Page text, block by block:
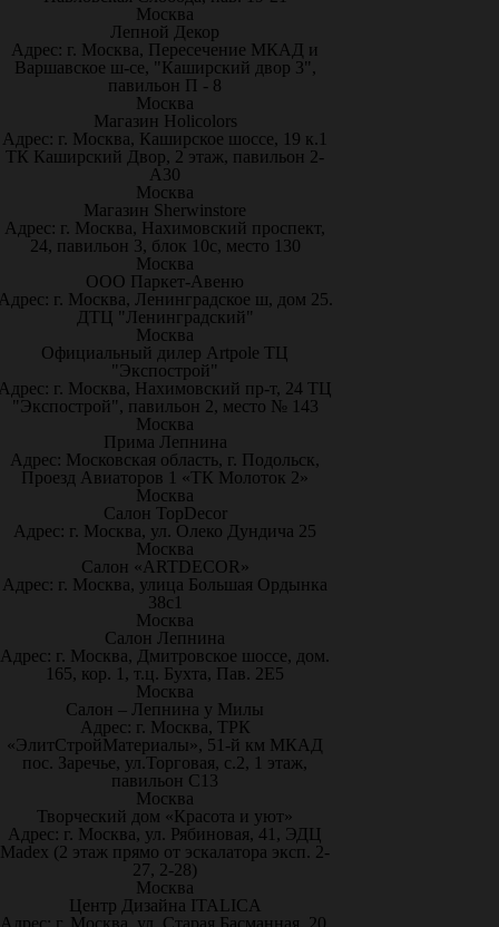
Москва
Лепной Декор
Адрес: г. Москва, Пересечение МКАД и
Варшавское ш-се, "Каширский двор 3",
павильон П - 8
Москва
Магазин Holicolors
Адрес: г. Москва, Каширское шоссе, 19 к.1
ТК Каширский Двор, 2 этаж, павильон 2-
А30
Москва
Магазин Sherwinstore
Адрес: г. Москва, Нахимовский проспект,
24, павильон 3, блок 10с, место 130
Москва
ООО Паркет-Авeню
г. Москва, Ленинградское ш, дом 25.
ДТЦ "Ленинградский"
Москва
Официальный дилер Artpole ТЦ
"Экспострой"
г. Москва, Нахимовский пр-т, 24 ТЦ
"Экспострой", павильон 2, место № 143
Москва
Прима Лепнина
Адрес: Московская область, г. Подольск,
Проезд Авиаторов 1 «ТК Молоток 2»
Москва
Салон TopDecor
Адрес: г. Москва, ул. Олеко Дундича 25
Москва
Салон «ARTDECOR»
Адрес: г. Москва, улица Большая Ордынка
38с1
Москва
Салон Лепнина
Адрес: г. Москва, Дмитровское шоссе, дом.
165, кор. 1, т.ц. Бухта, Пав. 2Е5
Москва
Салон – Лепнина у Милы
Адрес: г. Москва, ТРК
«ЭлитСтройМатериалы», 51-й км МКАД
пос. Заречье, ул.Торговая, с.2, 1 этаж,
павильон С13
Москва
Творческий дом «Красота и уют»
Адрес: г. Москва, ул. Рябиновая, 41, ЭДЦ
Madex (2 этаж прямо от эскалатора эксп. 2-
27, 2-28)
Москва
Центр Дизайна ITALICA
Адрес: г. Москва, ул. Старая Басманная, 20,